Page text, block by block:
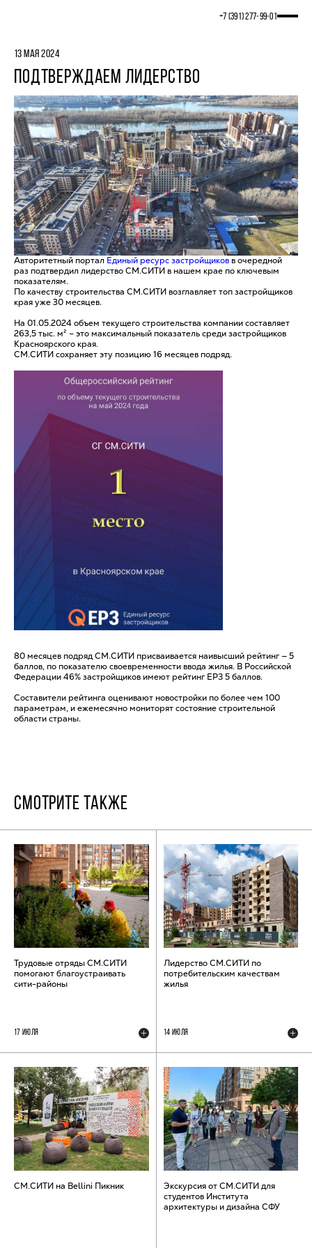
+7 (391) 277‒99‒01
13 МАЯ 2024
ПОДТВЕРЖДАЕМ ЛИДЕРСТВО
Авторитетный портал Единый ресурс застройщиков в очередной
раз подтвердил лидерство СМ.СИТИ в нашем крае по ключевым
показателям.
По качеству строительства СМ.СИТИ возглавляет топ застройщиков
края уже 30 месяцев.
На 01.05.2024 объем текущего строительства компании составляет
263,5 тыс. м² – это максимальный показатель среди застройщиков
Красноярского края.
СМ.СИТИ сохраняет эту позицию 16 месяцев подряд.
80 месяцев подряд СМ.СИТИ присваивается наивысший рейтинг — 5
баллов, по показателю своевременности ввода жилья. В Российской
Федерации 46% застройщиков имеют рейтинг ЕРЗ 5 баллов.
Составители рейтинга оценивают новостройки по более чем 100
параметрам, и ежемесячно мониторят состояние строительной
области страны.
СМОТРИТЕ ТАКЖЕ
Трудовые отряды СМ.СИТИ
помогают благоустраивать
сити-районы
17 ИЮЛЯ
Лидерство СМ.СИТИ по
потребительским качествам
жилья
14 ИЮЛЯ
СМ.СИТИ на Bellini Пикник
Экскурсия от СМ.СИТИ для
студентов Института
архитектуры и дизайна СФУ